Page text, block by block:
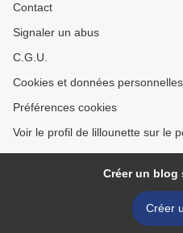
Contact
Signaler un abus
C.G.U.
Cookies et données personnelles
Préférences cookies
Voir le profil de lillounette sur le
Créer un blog
Créer